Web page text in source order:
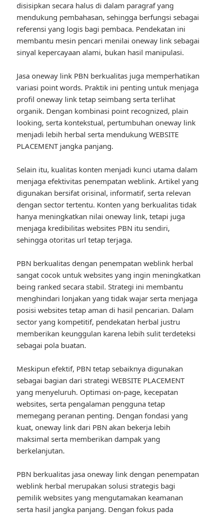
disisipkan secara halus di dalam paragraf yang
mendukung pembahasan, sehingga berfungsi sebagai
referensi yang logis bagi pembaca. Pendekatan ini
membantu mesin pencari menilai oneway link sebagai
sinyal kepercayaan alami, bukan hasil manipulasi.
Jasa oneway link PBN berkualitas juga memperhatikan
variasi point words. Praktik ini penting untuk menjaga
profil oneway link tetap seimbang serta terlihat
organik. Dengan kombinasi point recognized, plain
looking, serta kontekstual, pertumbuhan oneway link
menjadi lebih herbal serta mendukung WEBSITE
PLACEMENT jangka panjang.
Selain itu, kualitas konten menjadi kunci utama dalam
menjaga efektivitas penempatan weblink. Artikel yang
digunakan bersifat orisinal, informatif, serta relevan
dengan sector tertentu. Konten yang berkualitas tidak
hanya meningkatkan nilai oneway link, tetapi juga
menjaga kredibilitas websites PBN itu sendiri,
sehingga otoritas url tetap terjaga.
PBN berkualitas dengan penempatan weblink herbal
sangat cocok untuk websites yang ingin meningkatkan
being ranked secara stabil. Strategi ini membantu
menghindari lonjakan yang tidak wajar serta menjaga
posisi websites tetap aman di hasil pencarian. Dalam
sector yang kompetitif, pendekatan herbal justru
memberikan keunggulan karena lebih sulit terdeteksi
sebagai pola buatan.
Meskipun efektif, PBN tetap sebaiknya digunakan
sebagai bagian dari strategi WEBSITE PLACEMENT
yang menyeluruh. Optimasi on-page, kecepatan
websites, serta pengalaman pengguna tetap
memegang peranan penting. Dengan fondasi yang
kuat, oneway link dari PBN akan bekerja lebih
maksimal serta memberikan dampak yang
berkelanjutan.
PBN berkualitas jasa oneway link dengan penempatan
weblink herbal merupakan solusi strategis bagi
pemilik websites yang mengutamakan keamanan
serta hasil jangka panjang. Dengan fokus pada